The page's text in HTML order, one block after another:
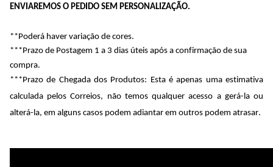
ENVIAREMOS O PEDIDO SEM PERSONALIZAÇÃO.
**Poderá haver variação de cores.
***Prazo de Postagem 1 a 3 dias úteis após a confirmação de sua
compra.
***Prazo de Chegada dos Produtos: Esta é apenas uma estimativa
calculada pelos Correios, não temos qualquer acesso a gerá-la ou
alterá-la, em alguns casos podem adiantar em outros podem atrasar.